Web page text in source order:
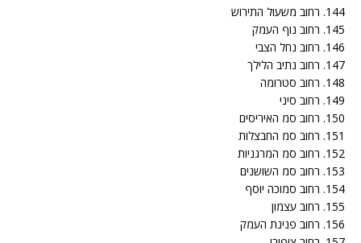
144. רחוב משעול התירוש
145. רחוב נוף העמק
146. רחוב נחל הצבי
147. רחוב נתיב הלילך
148. רחוב סטרומה
149. רחוב סיני
150. רחוב סמ האיריסים
151. רחוב סמ החבצלות
152. רחוב סמ המרגניות
153. רחוב סמ השושנים
154. רחוב סמוכה יוסף
155. רחוב עצמון
156. רחוב פנינת העמק